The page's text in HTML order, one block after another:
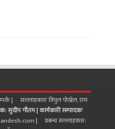
| सल्लाहकारः विपुल पोख्रेल, राम
सुदीप गौतम |कार्यकारी सम्पादकः
| प्रबन्ध सल्लाहकार: